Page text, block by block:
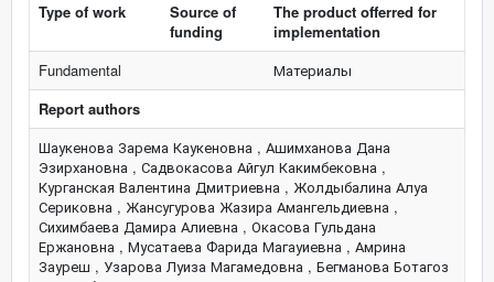
Type of work
Source of
funding
The product offerred for
implementation
Fundamental
Материалы
Report authors
Шаукенова Зарема Каукеновна , Ашимханова Дана
Эзирхановна , Садвокасова Айгул Какимбековна ,
Курганская Валентина Дмитриевна , Жолдыбалина Алуа
Сериковна , Жансугурова Жазира Амангельдиевна ,
Сихимбаева Дамира Алиевна , Окасова Гульдана
Ержановна , Мусатаева Фарида Магауиевна , Амрина
Зауреш , Узарова Луиза Магамедовна , Бегманова Ботагоз